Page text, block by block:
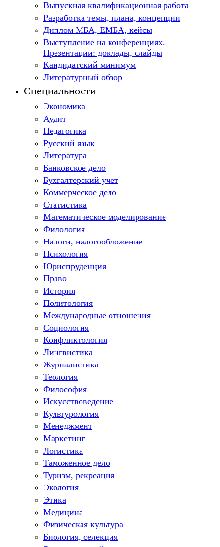
Выпускная квалификационная работа
Разработка темы, плана, концепции
Диплом МБА, ЕМБА, кейсы
Выступление на конференциях.
Презентации: доклады, слайды
Кандидатский минимум
Литературный обзор
Специальности
Экономика
Аудит
Педагогика
Русский язык
Литература
Банковское дело
Бухгалтерский учет
Коммерческое дело
Статистика
Математическое моделирование
Филология
Налоги, налогообложение
Психология
Юриспруденция
Право
История
Политология
Международные отношения
Социология
Конфликтология
Лингвистика
Журналистика
Теология
Философия
Искусствоведение
Культурология
Менеджмент
Маркетинг
Логистика
Таможенное дело
Туризм, рекреация
Экология
Этика
Медицина
Физическая культура
Биология, селекция